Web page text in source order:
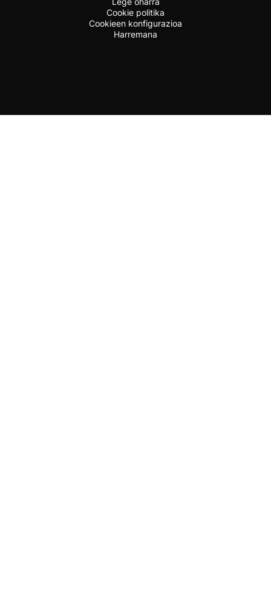
Cookie politika
Cookieen konfigurazioa
Harremana